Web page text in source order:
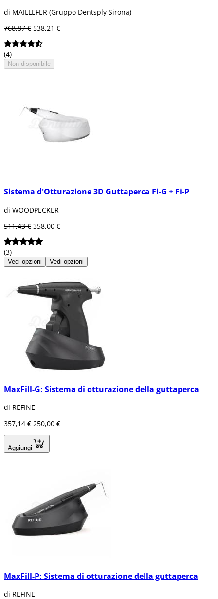
di MAILLEFER (Gruppo Dentsply Sirona)
768,87 € 538,21 €
(4)
Non disponibile
Sistema d'Otturazione 3D Guttaperca Fi-G + Fi-P
di WOODPECKER
511,43 € 358,00 €
(3)
Vedi opzioni Vedi opzioni
MaxFill-G: Sistema di otturazione della guttaperca
di REFINE
357,14 € 250,00 €
Aggiungi
MaxFill-P: Sistema di otturazione della guttaperca
di REFINE